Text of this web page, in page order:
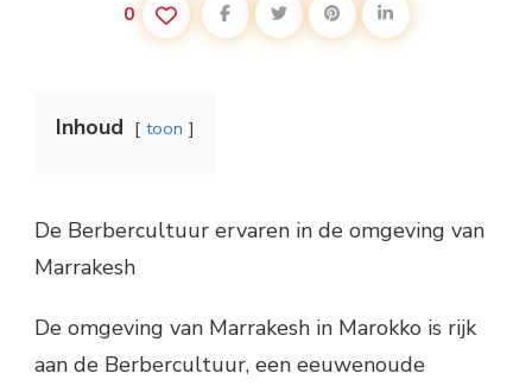
0
Inhoud toon
De Berbercultuur ervaren in de omgeving van
Marrakesh
De omgeving van Marrakesh in Marokko is rijk
aan de Berbercultuur, een eeuwenoude